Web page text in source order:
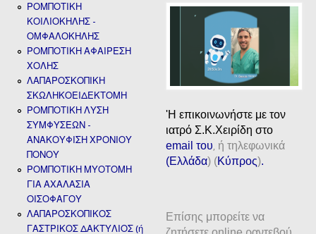
ΡΟΜΠΟΤΙΚΗ
ΚΟΙΛΙΟΚΗΛΗΣ -
ΟΜΦΑΛΟΚΗΛΗΣ
ΡΟΜΠΟΤΙΚΗ ΑΦΑΙΡΕΣΗ
ΧΟΛΗΣ
ΛΑΠΑΡΟΣΚΟΠΙΚΗ
ΣΚΩΛΗΚΟΕΙΔΕΚΤΟΜΗ
ΡΟΜΠΟΤΙΚΗ ΛΥΣΗ
ΣΥΜΦΥΣΕΩΝ -
ΑΝΑΚΟΥΦΙΣΗ ΧΡΟΝΙΟΥ
ΠΟΝΟΥ
ΡΟΜΠΟΤΙΚΗ ΜΥΟΤΟΜΗ
ΓΙΑ ΑΧΑΛΑΣΙΑ
ΟΙΣΟΦΑΓΟΥ
ΛΑΠΑΡΟΣΚΟΠΙΚΟΣ
ΓΑΣΤΡΙΚΟΣ ΔΑΚΤΥΛΙΟΣ (ή
'H επικοινωνήστε με τον
ιατρό Σ.Κ.Χειρίδη στο
email του, ή τηλεφωνικά
(Ελλάδα) (Κύπρος).
Επίσης μπορείτε να